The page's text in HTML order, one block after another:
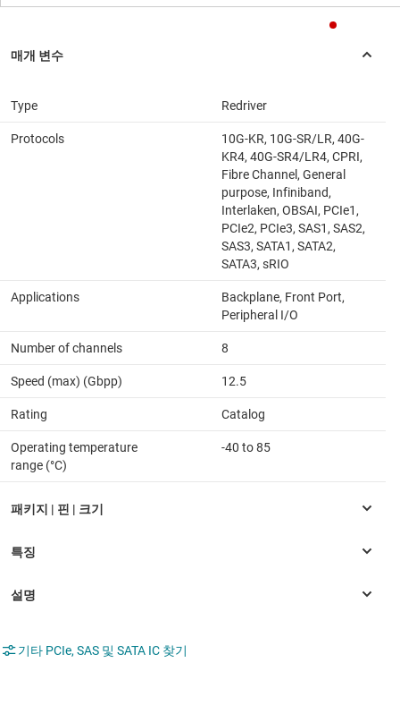
Type Redriver
Protocols
10G-KR, 10G-SR/LR, 40G-
KR4, 40G-SR4/LR4, CPRI,
Fibre Channel, General
purpose, Infiniband,
Interlaken, OBSAI, PCIe1,
PCIe2, PCIe3, SAS1, SAS2,
SAS3, SATA1, SATA2,
SATA3, sRIO
Applications
Backplane, Front Port,
Peripheral I/O
Number of channels 8
Speed (max) (Gbpp) 12.5
Rating Catalog
Operating temperature
range (°C)
-40 to 85
기타 PCIe, SAS 및 SATA IC 찾기